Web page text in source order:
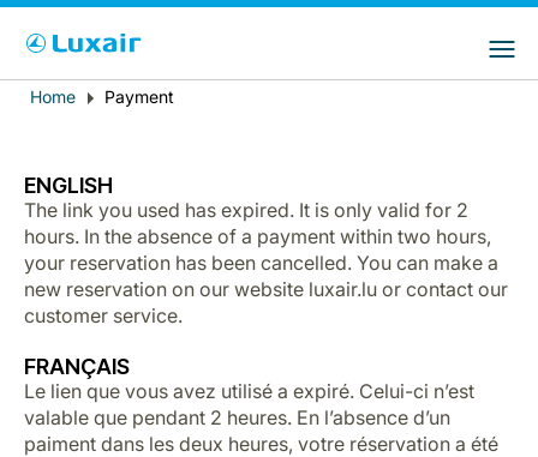
LuxairTours
Breadcrumb
Home Payment
ENGLISH
The link you used has expired. It is only valid for 2
hours. In the absence of a payment within two hours,
your reservation has been cancelled. You can make a
new reservation on our website luxair.lu or contact our
customer service.
FRANÇAIS
Le lien que vous avez utilisé a expiré. Celui-ci n’est
valable que pendant 2 heures. En l’absence d’un
paiment dans les deux heures, votre réservation a été